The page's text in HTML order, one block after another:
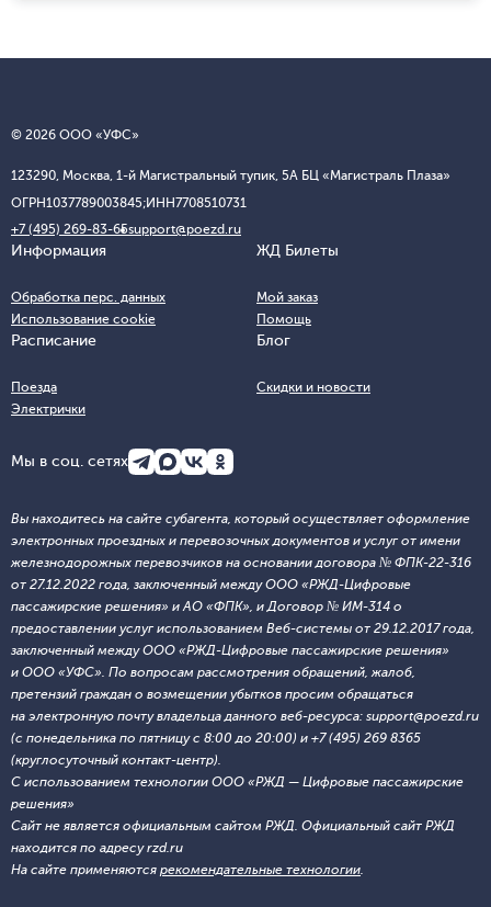
© 2026 ООО «УФС»
123290, Москва, 1-й Магистральный тупик, 5А БЦ «Магистраль Плаза»
ОГРН1037789003845;ИНН7708510731
+7 (495) 269-83-65support@poezd.ru
Информация
Обработка перс. данных
Использование cookie
ЖД Билеты
Мой заказ
Помощь
Расписание
Поезда
Электрички
Блог
Скидки и новости
Мы в соц. сетях
Вы находитесь на сайте субагента, который осуществляет оформление
электронных проездных и перевозочных документов и услуг от имени
железнодорожных перевозчиков на основании договора № ФПК-22-316
от 27.12.2022 года, заключенный между ООО «РЖД-Цифровые
пассажирские решения» и АО «ФПК», и Договор № ИМ-314 о
предоставлении услуг использованием Веб-системы от 29.12.2017 года,
заключенный между ООО «РЖД-Цифровые пассажирские решения»
и ООО «УФС». По вопросам рассмотрения обращений, жалоб,
претензий граждан о возмещении убытков просим обращаться
на электронную почту владельца данного веб-ресурса: support@poezd.ru
(с понедельника по пятницу с 8:00 до 20:00) и +7 (495) 269 8365
(круглосуточный контакт-центр).
С использованием технологии ООО «РЖД — Цифровые пассажирские
решения»
Сайт не является официальным сайтом РЖД. Официальный сайт РЖД
находится по адресу rzd.ru
На сайте применяются рекомендательные технологии.